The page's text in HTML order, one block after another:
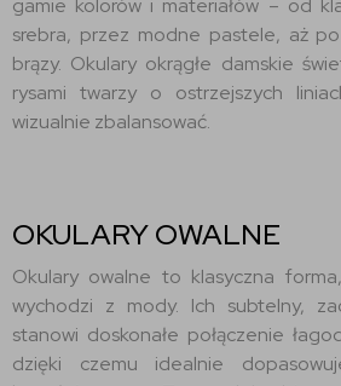
gamie kolorów i materiałów – od
srebra, przez modne pastele, aż
brązy. Okulary okrągłe damskie
rysami twarzy o ostrzejszych
wizualnie zbalansować.
OKULARY OWALNE
Okulary owalne to klasyczna
wychodzi z mody. Ich subtelny,
stanowi doskonałe połączenie
dzięki czemu idealnie